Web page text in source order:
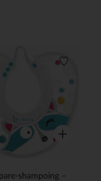
Aperçu
shampoing –